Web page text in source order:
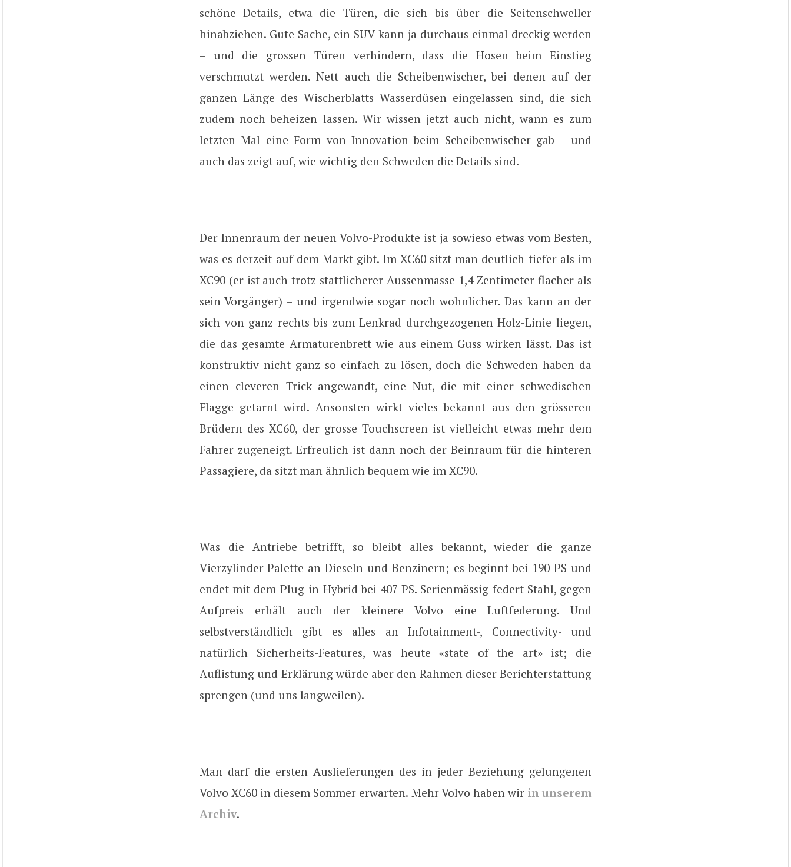
schöne Details, etwa die Türen, die sich bis über die Seitenschweller
hinabziehen. Gute Sache, ein SUV kann ja durchaus einmal dreckig werden
– und die grossen Türen verhindern, dass die Hosen beim Einstieg
verschmutzt werden. Nett auch die Scheibenwischer, bei denen auf der
ganzen Länge des Wischerblatts Wasserdüsen eingelassen sind, die sich
zudem noch beheizen lassen. Wir wissen jetzt auch nicht, wann es zum
letzten Mal eine Form von Innovation beim Scheibenwischer gab – und
auch das zeigt auf, wie wichtig den Schweden die Details sind.
Der Innenraum der neuen Volvo-Produkte ist ja sowieso etwas vom Besten,
was es derzeit auf dem Markt gibt. Im XC60 sitzt man deutlich tiefer als im
XC90 (er ist auch trotz stattlicherer Aussenmasse 1,4 Zentimeter flacher als
sein Vorgänger) – und irgendwie sogar noch wohnlicher. Das kann an der
sich von ganz rechts bis zum Lenkrad durchgezogenen Holz-Linie liegen,
die das gesamte Armaturenbrett wie aus einem Guss wirken lässt. Das ist
konstruktiv nicht ganz so einfach zu lösen, doch die Schweden haben da
einen cleveren Trick angewandt, eine Nut, die mit einer schwedischen
Flagge getarnt wird. Ansonsten wirkt vieles bekannt aus den grösseren
Brüdern des XC60, der grosse Touchscreen ist vielleicht etwas mehr dem
Fahrer zugeneigt. Erfreulich ist dann noch der Beinraum für die hinteren
Passagiere, da sitzt man ähnlich bequem wie im XC90.
Was die Antriebe betrifft, so bleibt alles bekannt, wieder die ganze
Vierzylinder-Palette an Dieseln und Benzinern; es beginnt bei 190 PS und
endet mit dem Plug-in-Hybrid bei 407 PS. Serienmässig federt Stahl, gegen
Aufpreis erhält auch der kleinere Volvo eine Luftfederung. Und
selbstverständlich gibt es alles an Infotainment-, Connectivity- und
natürlich Sicherheits-Features, was heute «state of the art» ist; die
Auflistung und Erklärung würde aber den Rahmen dieser Berichterstattung
sprengen (und uns langweilen).
Man darf die ersten Auslieferungen des in jeder Beziehung gelungenen
Volvo XC60 in diesem Sommer erwarten. Mehr Volvo haben wir in unserem
Archiv.